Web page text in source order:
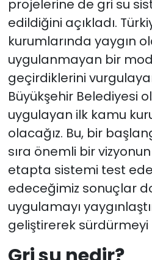
projelerine de gri su
edildiğini açıkladı.
kurumlarında yaygın
uygulanmayan bir
geçirdiklerini
Büyükşehir Belediyesi
uygulayan ilk kamu
olacağız. Bu, bir
sıra önemli bir
etapta sistemi test
edeceğimiz sonuçlar
uygulamayı
geliştirerek sürdürmeyi